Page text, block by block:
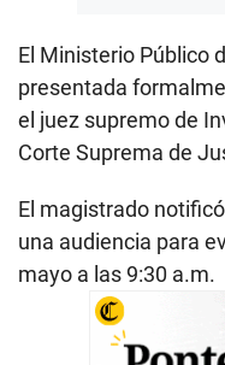
El Ministerio Público
presentada
el juez supremo de
Corte Suprema de
El magistrado
una audiencia para
mayo a las 9:30 a.m.